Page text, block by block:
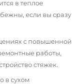
в теплое
если вы сразу
с повышенной
работы,
стяжек.
в сухом